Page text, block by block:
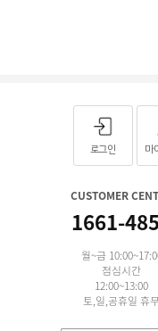
로그인 마
CUSTOMER
1661-
월~금
점심시간
12:00~13:00
토,일,공휴일 휴무